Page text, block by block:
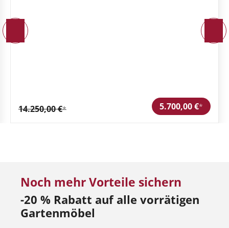
14.250,00 €* 5.700,00 €*
Noch mehr Vorteile sichern
-20 % Rabatt auf alle vorrätigen
Gartenmöbel